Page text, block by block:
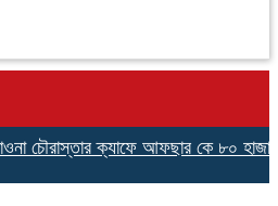
চৌরাস্তার ক্যাফে আফছার কে ৮০ হাজার